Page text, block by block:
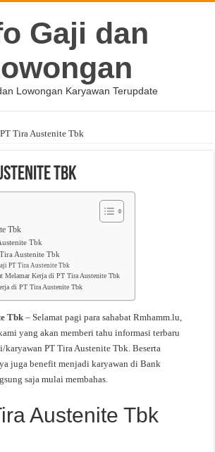
Gaji dan
Lowongan Karyawan Terupdate
Tira Austenite Tbk
Tbk
Tbk
Tbk
Austenite Tbk
PT Tira Austenite Tbk
Melamar Kerja di PT Tira Austenite Tbk
di PT Tira Austenite Tbk
Tbk– Selamat pagi para sahabat Rmhamm.lu,
yang akan memberi tahu informasi terbaru
karyawan PT Tira Austenite Tbk. Beserta
juga benefit menjadi karyawan di Bank
saja mulai membahas.
Austenite Tbk